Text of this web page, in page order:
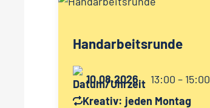
Handarbeitsrunde
10.08.2026
13:00 – 15:00
Kreativ: jeden Montag